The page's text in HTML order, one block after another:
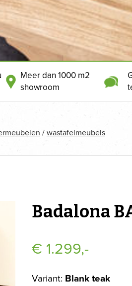
Meer dan 1000 m2
showroom
/ wastafelmeubels
Badalona
€ 1.299,-
Variant: Blank teak